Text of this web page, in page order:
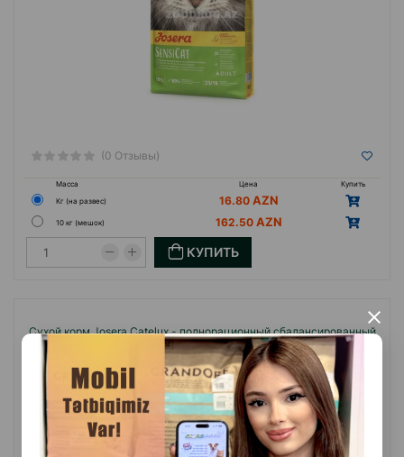
×
(0 Отзывы)
Масса Цена
Купить
Кг (на развес)
16.80
10 кг (мешок) 162.50
КУПИТЬ
Сухой корм Josera Catelux - полнорационный сбалансированный
рацион для взрослых кошек 15кг.